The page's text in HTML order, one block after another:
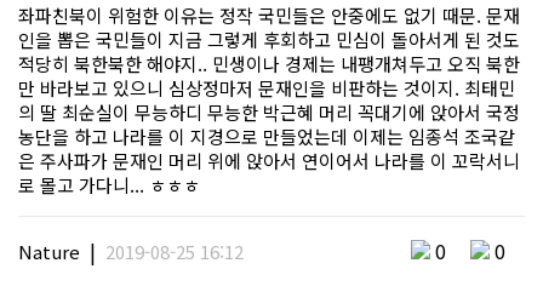
좌파친북이 위험한 이유는 정작 국민들은 안중에도 없기 때문. 문재
인을 뽑은 국민들이 지금 그렇게 후회하고 민심이 돌아서게 된 것도
적당히 북한북한 해야지.. 민생이나 경제는 내팽개쳐두고 오직 북한
만 바라보고 있으니 심상정마저 문재인을 비판하는 것이지. 최태민
의 딸 최순실이 무능하디 무능한 박근혜 머리 꼭대기에 앉아서 국정
농단을 하고 나라를 이 지경으로 만들었는데 이제는 임종석 조국같
은 주사파가 문재인 머리 위에 앉아서 연이어서 나라를 이 꼬락서니
로 몰고 가다니... ㅎㅎㅎ
Nature | 2019-08-25 16:12 0 0